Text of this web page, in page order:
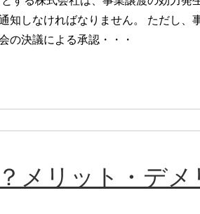
知しなければなりません。 ただし、
の決議による承認・・・
メリット・デ